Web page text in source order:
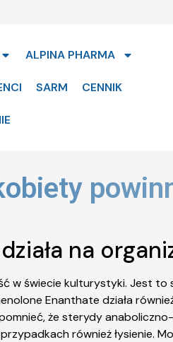
ALPINA PHARMA
SARM CENNIK
na
w świecie kulturystyki. Jest
Enanthate działa
że sterydy
również łysienie.